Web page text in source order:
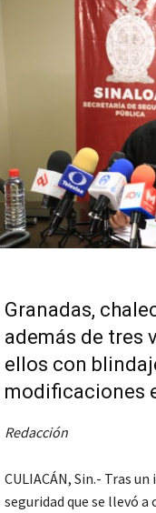
Granadas,
además de tres
ellos con
modificaciones
Redacción
CULIACÁN, Sin.- Tras
seguridad que se llevó a